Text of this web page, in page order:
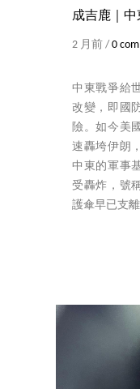
成吉鹿｜
2 月前 / 0
中東戰爭給
改變，即國
險。如今美
速轟垮伊朗
中東的軍事
受轟炸，號
護傘早已支